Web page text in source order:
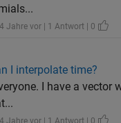
Jahre vor | 1 Antwort | 0
I interpolate time?
I have a